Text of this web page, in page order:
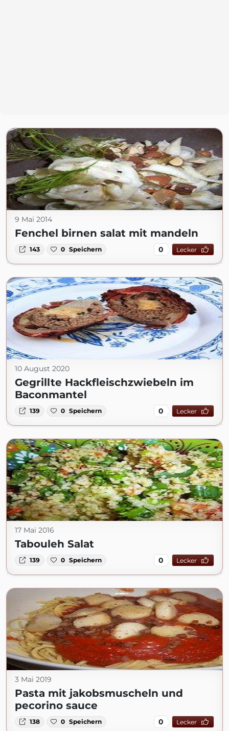
9 Mai 2014
Fenchel birnen salat mit mandeln
143 0 Speichern 0 Lecker
10 August 2020
Gegrillte Hackfleischzwiebeln im
Baconmantel
139 0 Speichern 0 Lecker
17 Mai 2016
Tabouleh Salat
139 0 Speichern 0 Lecker
3 Mai 2019
Pasta mit jakobsmuscheln und
pecorino sauce
138 0 Speichern 0 Lecker